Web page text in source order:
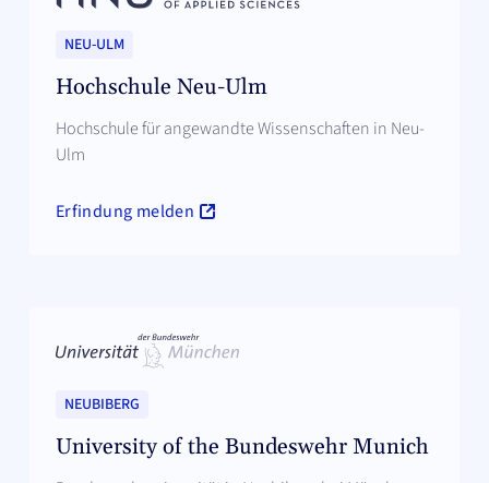
NEU-ULM
Hochschule Neu-Ulm
Hochschule für angewandte Wissenschaften in Neu-
Ulm
Erfindung melden
NEUBIBERG
University of the Bundeswehr Munich